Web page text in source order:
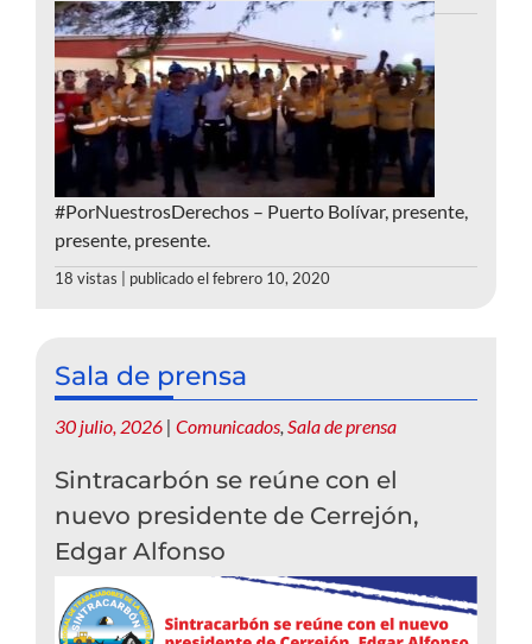
#PorNuestrosDerechos – Puerto Bolívar, presente,
presente, presente.
18 vistas | publicado el febrero 10, 2020
Sala de prensa
30 julio, 2026 | Comunicados Sala de prensa
Sintracarbón se reúne con el
nuevo presidente de Cerrejón,
Edgar Alfonso